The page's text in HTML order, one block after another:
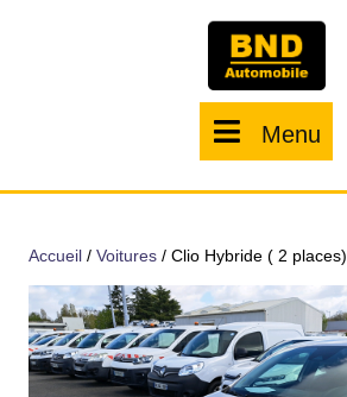
Menu
Accueil / Voitures / Clio Hybride ( 2 places)